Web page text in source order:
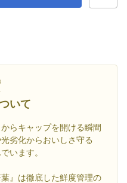
いて
らキャップを開ける瞬間
劣化からおいしさ守る
います。
』は徹底した鮮度管理の